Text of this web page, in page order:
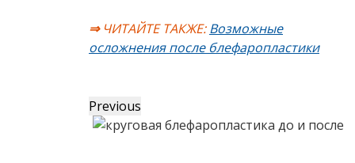
⇒ ЧИТАЙТЕ ТАКЖЕ:Возможные
осложнения после блефаропластики
Previous